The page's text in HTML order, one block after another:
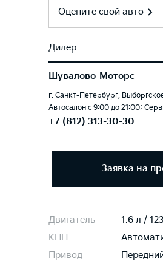
Оцените свой авто
Дилер
Шувалово-Моторс
г. Санкт-Петербург,
Автосалон с 9:00 до 21:00;
+7 (812) 313-30-30
Заявка на
Двигатель
1.6 л /
КПП
Привод